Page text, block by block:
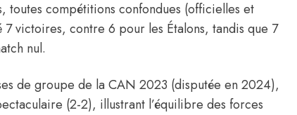
toutes compétitions confondues (officielles et
victoires, contre 6 pour les Étalons, tandis que 7
nul.
de groupe de la CAN 2023 (disputée en 2024),
(2-2), illustrant l’équilibre des forces